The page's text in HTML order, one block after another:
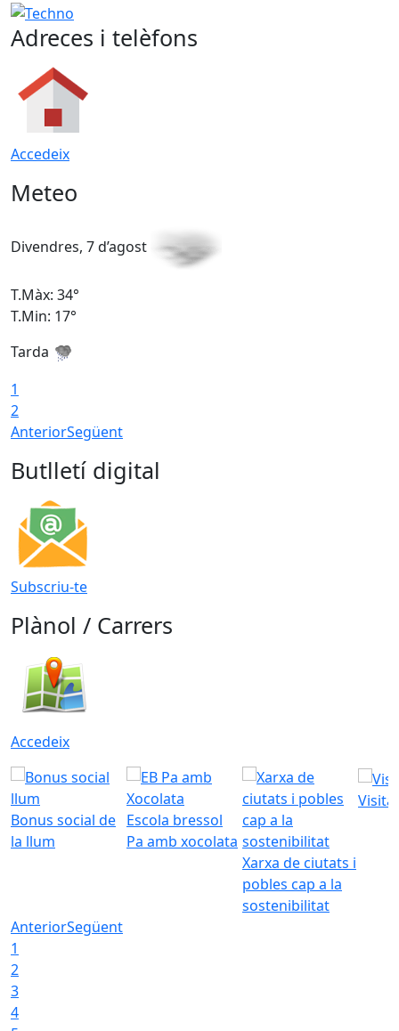
Techno
Adreces i telèfons
Accedeix
Meteo
Divendres, 7 d’agost
T.Màx: 34°
T.Min: 17°
Tarda
1
2
AnteriorSegüent
Butlletí digital
Subscriu-te
Plànol / Carrers
Accedeix
Bonus social de
la llum
Escola bressol
Pa amb xocolata
Xarxa de ciutats i
pobles cap a la
sostenibilitat
Visita
AnteriorSegüent
1
2
3
4